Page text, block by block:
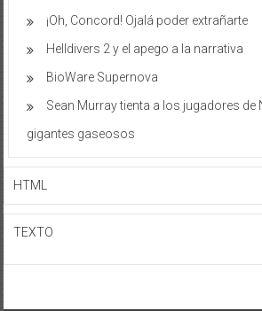
¡Oh, Concord! Ojalá poder extrañarte
Helldivers 2 y el apego a la narrativa
BioWare Supernova
Sean Murray tienta a los jugadores de
gigantes gaseosos
HTML
TEXTO